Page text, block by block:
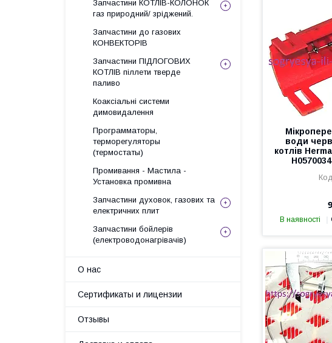
води
котлів
В наявності
Запчастини КОТЛІВ-КОЛОНОК
газ природний/ зріджений.
Запчастини до газових
КОНВЕКТОРІВ
Запчастини ПІДЛОГОВИХ
КОТЛІВ піллети тверде
паливо
Коаксіальні системи
димовидалення
Программаторы,
терморегуляторы
(термостаты)
Промивання - Мастила -
Установка промивна
Запчастини духовок, газових та
електричних плит
Запчастини бойлерів
(електроводонагрівачів)
О нас
Сертификаты и лицензии
Отзывы